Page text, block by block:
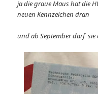
ja die graue Maus hat die
neuen Kennzeichen dran
und ab September darf sie